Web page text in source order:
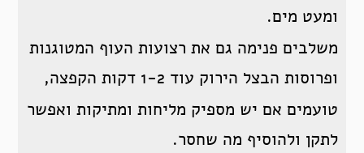
ומעט מים.
משלבים פנימה גם את רצועות העוף המטוגנות
ופרוסות הבצל הירוק עוד 1-2 דקות הקפצה,
טועמים אם יש מספיק מליחות ומתיקות ואפשר
לתקן ולהוסיף מה שחסר.